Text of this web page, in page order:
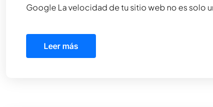
Google La velocidad de tu sitio web no es solo
Leer más